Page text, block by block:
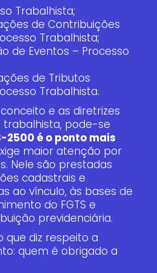
Trabalhista;
de Contribuições
Trabalhista;
de Eventos – Processo
de Tributos
Trabalhista.
e as diretrizes
pode-se
2500 é o ponto mais
maior atenção por
Nele são prestadas
cadastrais e
ao vínculo, às bases de
do FGTS e
previdenciária.
que diz respeito a
quem é obrigado a